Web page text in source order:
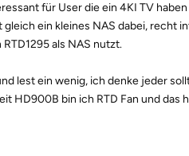
für User die ein 4KI TV
ein kleines NAS dabei, recht
als NAS nutzt.
lest ein wenig, ich denke jeder
HD900B bin ich RTD Fan und das